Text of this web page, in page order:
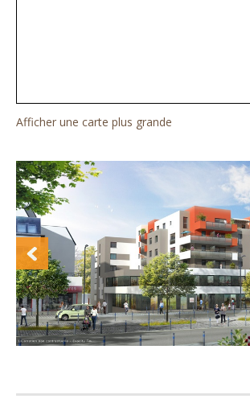
Afficher une carte plus grande